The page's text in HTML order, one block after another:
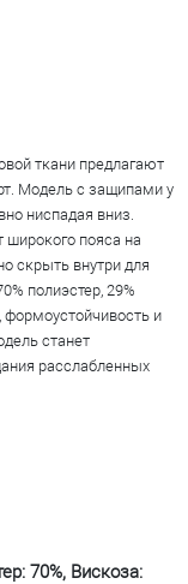
ткани предлагают
Модель с защипами у
ниспадая вниз.
широкого пояса на
скрыть внутри для
полиэстер, 29%
формоустойчивость и
станет
расслабленных
70%, Вискоза: